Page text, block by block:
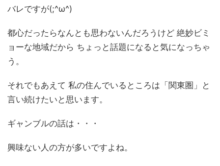
バレですが(;^ω^)
都心だったらなんとも思わないんだろうけど 絶妙ビミ
ョーな地域だから ちょっと話題になると気になっちゃ
う。
それでもあえて 私の住んでいるところは「関東圏」と
言い続けたいと思います。
ギャンブルの話は・・・
興味ない人の方が多いですよね。